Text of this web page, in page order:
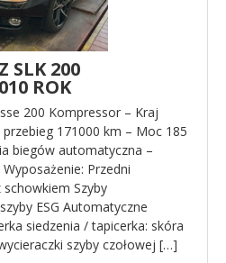
SLK 200
ROK
200 Kompressor – Kraj
171000 km – Moc 185
biegów automatyczna –
Przedni
Szyby
ESG Automatyczne
siedzenia / tapicerka: skóra
szyby czołowej […]